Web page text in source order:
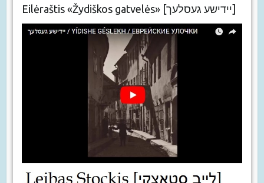
Eilėraštis «Žydiškos gatvelės» [יידישע געסלעך]